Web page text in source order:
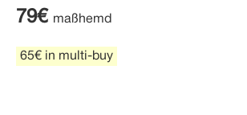
79€ maßhemd
65€ in multi-buy